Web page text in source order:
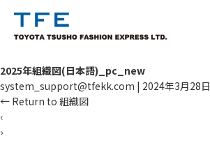
2025年組織図(日本語)_pc_new
system_support@tfekk.com | 2024年3月28日
← Return to 組織図
‹
›